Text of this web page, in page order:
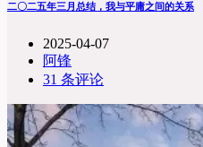
二〇二五年三月总结，我与平庸之间的关系
2025-04-07
阿锋
31 条评论